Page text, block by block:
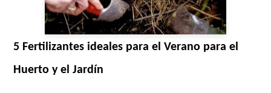
5 Fertilizantes ideales para el Verano para el
Huerto y el Jardín